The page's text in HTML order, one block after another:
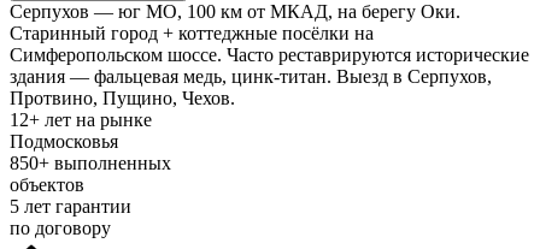
Серпухов — юг МО, 100 км от МКАД, на берегу Оки.
Старинный город + коттеджные посёлки на
Симферопольском шоссе. Часто реставрируются исторические
здания — фальцевая медь, цинк-титан. Выезд в Серпухов,
Протвино, Пущино, Чехов.
12+ лет на рынке
Подмосковья
850+ выполненных
объектов
5 лет гарантии
по договору